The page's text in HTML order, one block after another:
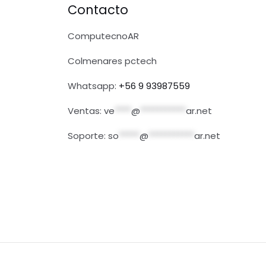
Contacto
ComputecnoAR
Colmenares pctech
Whatsapp: +56 9 93987559
Ventas: ve @
ar.net
Soporte: so @ ar.net